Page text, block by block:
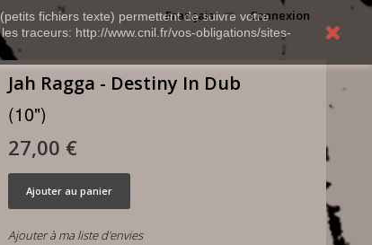
fichiers texte) permettent de suivre votre
traceurs: http://www.cnil.fr/vos-obligations/sites-
Connexion
Français
Jah Ragga - Destiny In Dub
(10")
27,00 €
Ajouter au panier
Ajouter à ma liste d'envies